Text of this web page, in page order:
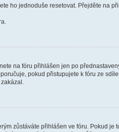
ho jednoduše resetovat. Přejděte na
na fóru přihlášen jen po
pokud přistupujete k fóru ze
zůstáváte přihlášen ve fóru. Pokud